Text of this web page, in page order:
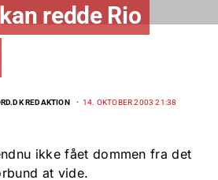
redde Rio
REDAKTION 14. OKTOBER 2003 21:38
ikke fået dommen fra det
at vide.